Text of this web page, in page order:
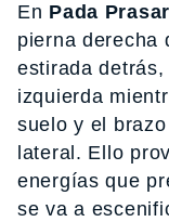
En Pada
pierna derecha
estirada
izquierda
suelo y el
lateral. Ello
energías que
se va a